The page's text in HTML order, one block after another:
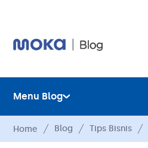
Layanan
Hardware
Menu Blog
Layanan
Home Blog Tips Bisnis